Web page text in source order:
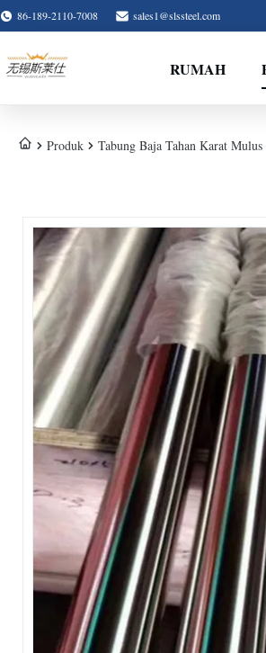
86-189-2110-7008 sales1@slssteel.com
RUMAH
Produk Tabung Baja Tahan Karat Mulus